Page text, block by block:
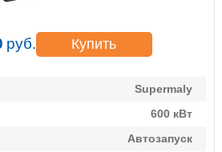
руб. Купить
Supermaly
600 кВт
Автозапуск